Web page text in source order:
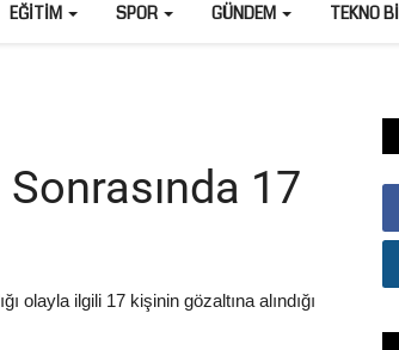
EĞITIM SPOR GÜNDEM TEKNO
17
olayla ilgili 17 kişinin gözaltına alındığı